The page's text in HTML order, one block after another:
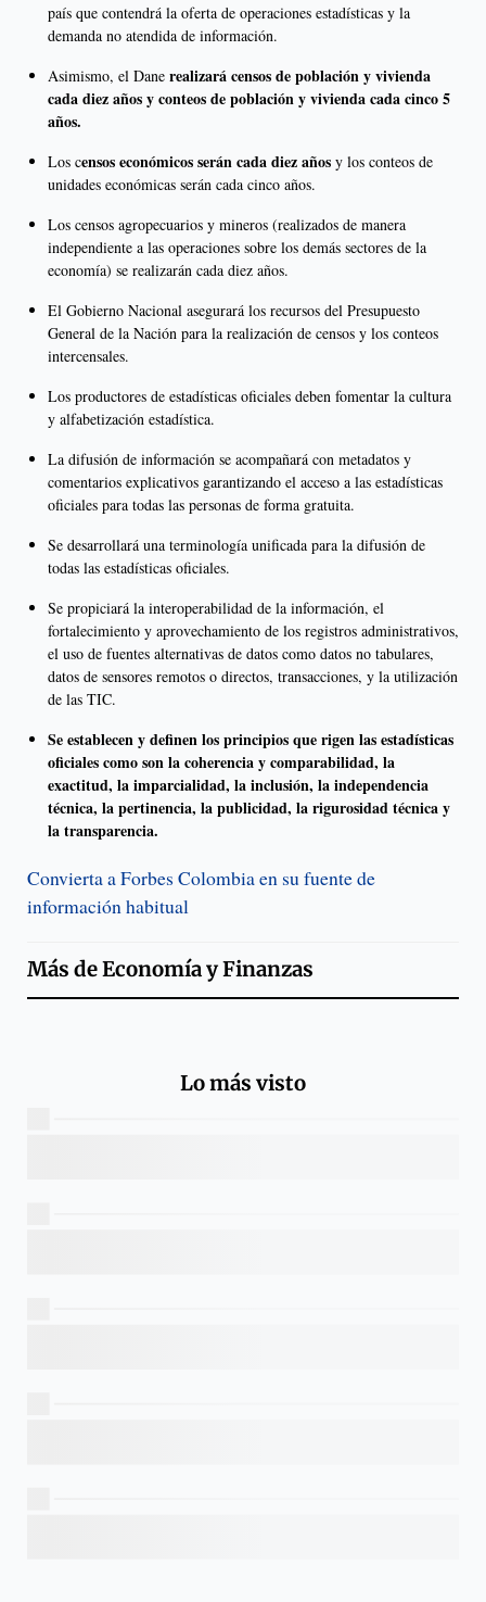
país que contendrá la oferta de operaciones estadísticas y la
demanda no atendida de información.
Asimismo, el Dane realizará censos de población y vivienda
cada diez años y conteos de población y vivienda cada cinco 5
años.
Los censos económicos serán cada diez años y los conteos de
unidades económicas serán cada cinco años.
Los censos agropecuarios y mineros (realizados de manera
independiente a las operaciones sobre los demás sectores de la
economía) se realizarán cada diez años.
El Gobierno Nacional asegurará los recursos del Presupuesto
General de la Nación para la realización de censos y los conteos
intercensales.
Los productores de estadísticas oficiales deben fomentar la cultura
y alfabetización estadística.
La difusión de información se acompañará con metadatos y
comentarios explicativos garantizando el acceso a las estadísticas
oficiales para todas las personas de forma gratuita.
Se desarrollará una terminología unificada para la difusión de
todas las estadísticas oficiales.
Se propiciará la interoperabilidad de la información, el
fortalecimiento y aprovechamiento de los registros administrativos,
el uso de fuentes alternativas de datos como datos no tabulares,
datos de sensores remotos o directos, transacciones, y la utilización
de las TIC.
Se establecen y definen los principios que rigen las estadísticas
oficiales como son la coherencia y comparabilidad, la
exactitud, la imparcialidad, la inclusión, la independencia
técnica, la pertinencia, la publicidad, la rigurosidad técnica y
la transparencia.
Convierta a Forbes Colombia en su fuente de
información habitual
Más deEconomía y Finanzas
Lo más visto